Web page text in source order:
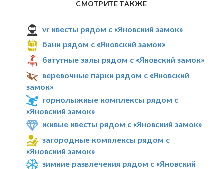
СМОТРИТЕ ТАКЖЕ
vr квесты рядом с «Яновский замок»
бани рядом с «Яновский замок»
батутные залы рядом с «Яновский замок»
веревочные парки рядом с «Яновский
замок»
горнолыжные комплексы рядом с
«Яновский замок»
живые квесты рядом с «Яновский замок»
загородные комплексы рядом с
«Яновский замок»
зимние развлечения рядом с «Яновский